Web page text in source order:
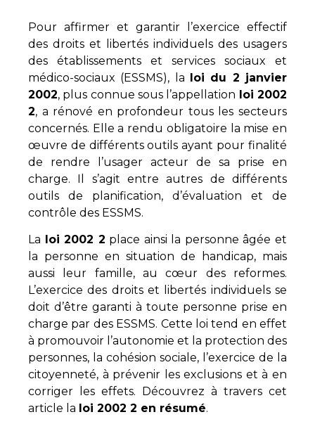
Pour affirmer et garantir l’exercice effectif
des droits et libertés individuels des usagers
des établissements et services sociaux et
médico-sociaux (ESSMS), la loi du 2 janvier
2002, plus connue sous l’appellation loi 2002
2, a rénové en profondeur tous les secteurs
concernés. Elle a rendu obligatoire la mise en
œuvre de différents outils ayant pour finalité
de rendre l’usager acteur de sa prise en
charge. Il s’agit entre autres de différents
outils de planification, d’évaluation et de
contrôle des ESSMS.
La loi 2002 2 place ainsi la personne âgée et
la personne en situation de handicap, mais
aussi leur famille, au cœur des reformes.
L’exercice des droits et libertés individuels se
doit d’être garanti à toute personne prise en
charge par des ESSMS. Cette loi tend en effet
à promouvoir l’autonomie et la protection des
personnes, la cohésion sociale, l’exercice de la
citoyenneté, à prévenir les exclusions et à en
corriger les effets. Découvrez à travers cet
article la loi 2002 2 en résumé.